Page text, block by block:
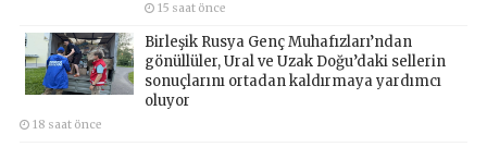
15 saat önce
Birleşik Rusya Genç Muhafızları’ndan
gönüllüler, Ural ve Uzak Doğu’daki sellerin
sonuçlarını ortadan kaldırmaya yardımcı
oluyor
18 saat önce